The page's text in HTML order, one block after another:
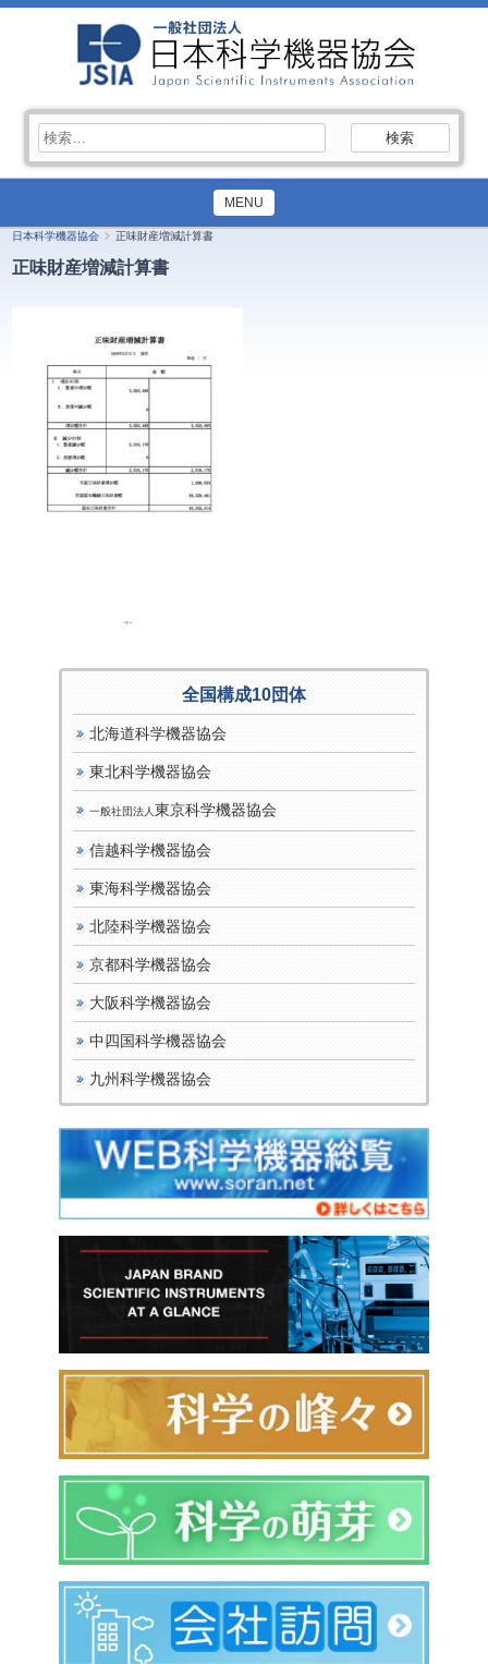
索:
MENU
日本科学機器協会 正味財産増減計算書
正味財産増減計算書
全国構成10団体
北海道科学機器協会
東北科学機器協会
一般社団法人 東京科学機器協会
信越科学機器協会
東海科学機器協会
北陸科学機器協会
京都科学機器協会
大阪科学機器協会
中四国科学機器協会
九州科学機器協会